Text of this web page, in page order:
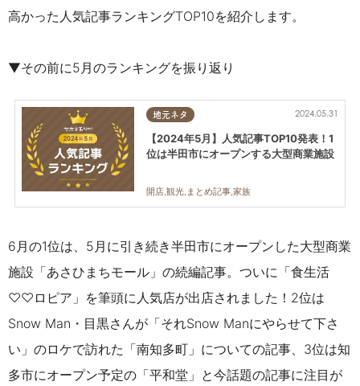
高かった人気記事ランキングTOP10を紹介します。
▼その前に5月のランキングを振り返り
地元ネタ 2024.05.31
【2024年5月】人気記事TOP10発表！1
位は半田市にオープンする大型商業施設
開店,観光,まとめ記事,家族
6月の1位は、5月に引き続き半田市にオープンした大型商業
施設「あさひまちモール」の続編記事。ついに「食生活
♡♡ロピア」を筆頭に人気店が出店されました！2位は
Snow Man・目黒さんが「それSnow Manにやらせて下さ
い」 のロケで訪れた「南知多町」についての記事、3位は知
多市にオープン予定の「平和堂」と今話題の記事に注目が